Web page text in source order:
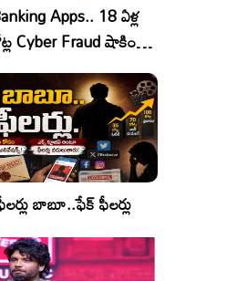
Apps.. 18 ఏళ్ల
Cyber Fraud షాకింగ్
బాబూ..ఫేక్ ఫీలర్లు